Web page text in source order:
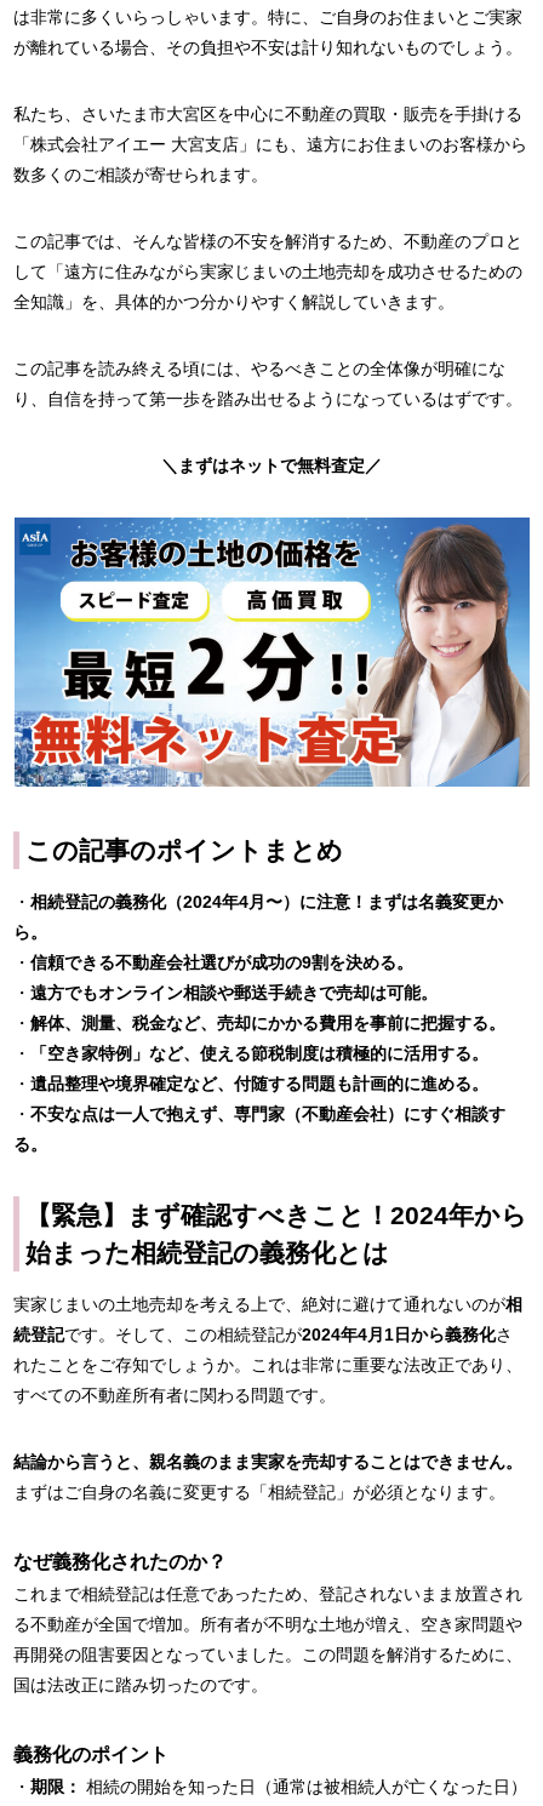
は非常に多くいらっしゃいます。特に、ご自身のお住まいとご実家
が離れている場合、その負担や不安は計り知れないものでしょう。
私たち、さいたま市大宮区を中心に不動産の買取・販売を手掛ける
「株式会社アイエー 大宮支店」にも、遠方にお住まいのお客様から
数多くのご相談が寄せられます。
この記事では、そんな皆様の不安を解消するため、不動産のプロと
して「遠方に住みながら実家じまいの土地売却を成功させるための
全知識」を、具体的かつ分かりやすく解説していきます。
この記事を読み終える頃には、やるべきことの全体像が明確にな
り、自信を持って第一歩を踏み出せるようになっているはずです。
＼ まずはネットで無料査定／
この記事のポイントまとめ
・相続登記の義務化（2024年4月〜）に注意！まずは名義変更か
ら。
・信頼できる不動産会社選びが成功の9割を決める。
・遠方でもオンライン相談や郵送手続きで売却は可能。
・解体、測量、税金など、売却にかかる費用を事前に把握する。
・
「空き家特例」など、使える節税制度は積極的に活用する。
・遺品整理や境界確定など、付随する問題も計画的に進める。
・不安な点は一人で抱えず、専門家（不動産会社）にすぐ相談す
る。
【緊急】まず確認すべきこと！2024年から
始まった相続登記の義務化とは
実家じまいの土地売却を考える上で、絶対に避けて通れないのが相
続登記です。そして、この相続登記が2024年4月1日から義務化さ
れたことをご存知でしょうか。これは非常に重要な法改正であり、
すべての不動産所有者に関わる問題です。
結論から言うと、親名義のまま実家を売却することはできません。
まずはご自身の名義に変更する「相続登記」が必須となります。
なぜ義務化されたのか？
これまで相続登記は任意であったため、登記されないまま放置され
る不動産が全国で増加。所有者が不明な土地が増え、空き家問題や
再開発の阻害要因となっていました。この問題を解消するために、
国は法改正に踏み切ったのです。
義務化のポイント
・期限： 相続の開始を知った日（通常は被相続人が亡くなった日）